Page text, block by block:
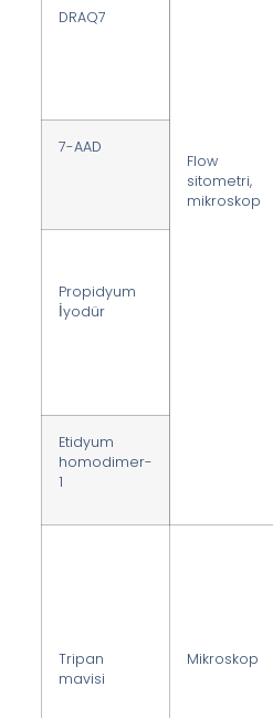
DRAQ7
Flow
sitometri,
mikroskop
7-AAD
Propidyum
İyodür
Etidyum
homodimer-
1
Tripan
mavisi
Mikroskop